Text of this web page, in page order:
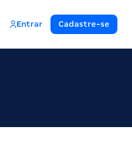
Entrar Cadastre-se